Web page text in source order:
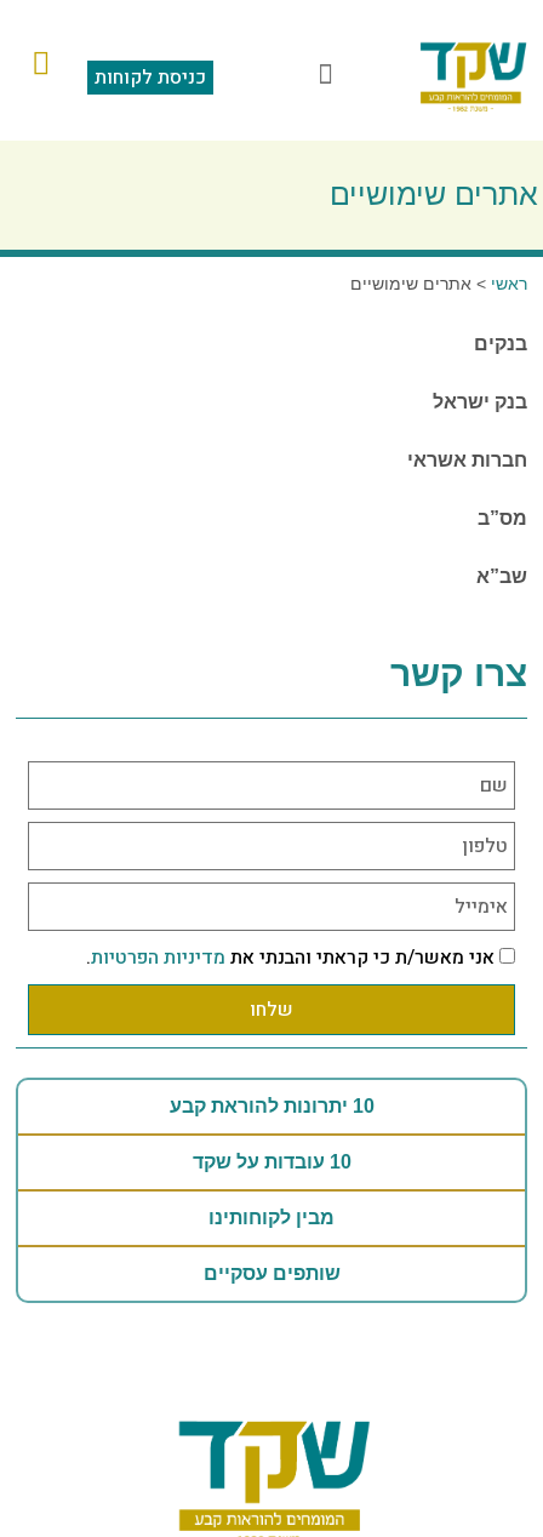
כניסת לקוחות
אתרים שימושיים
ראשי > אתרים שימושיים
בנקים
בנק ישראל
חברות אשראי
מס”ב
שב”א
צרו קשר
אני מאשר/ת כי קראתי והבנתי את מדיניות הפרטיות.
שלחו
10 יתרונות להוראת קבע
10 עובדות על שקד
מבין לקוחותינו
שותפים עסקיים